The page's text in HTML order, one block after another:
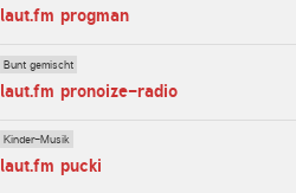
laut.fm progman
Bunt gemischt
laut.fm pronoize-radio
Kinder-Musik
laut.fm pucki